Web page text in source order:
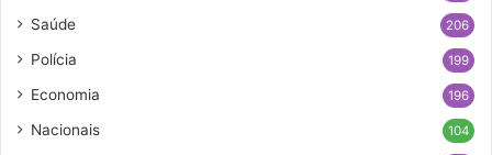
Saúde 206
Polícia 199
Economia 196
Nacionais 104